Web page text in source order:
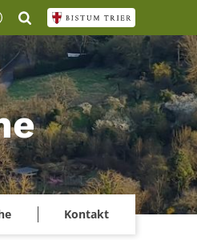
Kontakt